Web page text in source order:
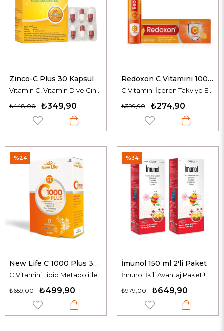
Zinco-C Plus 30 Kapsül
₺349,90
₺448,00
Redoxon C Vitamini 1000 mg 15 Efervesan Tablet
₺274,90
₺399,90
New Life C 1000 Plus 30 Tablet
₺499,90
₺659,00
%24
İmunol 150 ml 2'li Paket
İmunol İkili Avantaj Paketi!
₺649,90
₺979,00
%34